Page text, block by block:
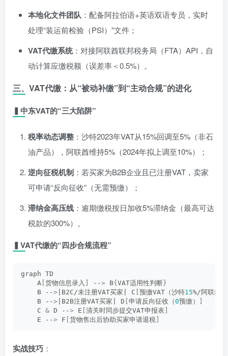
本地化文件团队 ：配备阿拉伯语+英语双语专员，实时
处理“装运前检验（PSI）”文件；
VAT代缴系统：对接阿联酋联邦税务局（FTA）API，自
动计算应缴税额（误差率＜0.5%）。
三、VAT代缴：从“被动补缴”到“主动合规”的进化
▍中东VAT的“三大陷阱”
税率动态调整 ：沙特2023年VAT从15%回调至5%（非石
油产品），阿联酋维持5%（2024年拟上调至10%）；
逆向征税机制 ：若买家为B2B企业且已注册VAT，卖家
可申请“反向征收”（无需预缴）；
滞纳金高压线 ：逾期缴税按日加收5%滞纳金（最高可达
税款的300%）。
▍VAT代缴的“四步合规流程”
graph TD
    A
[货物信息录入 ] --> B{VAT适用性判断}
    B --
> |B2C/未注册VAT买家| C [预缴VAT（沙特15%/阿联酋
    B --
> |B2B注册VAT买家| D [申请反向征收（0预缴）
]
    C
& D --> E [清关时同步提交VAT申报表]
    E --
> F [货物售出后协助买家申请退税 ]
实战技巧 ：